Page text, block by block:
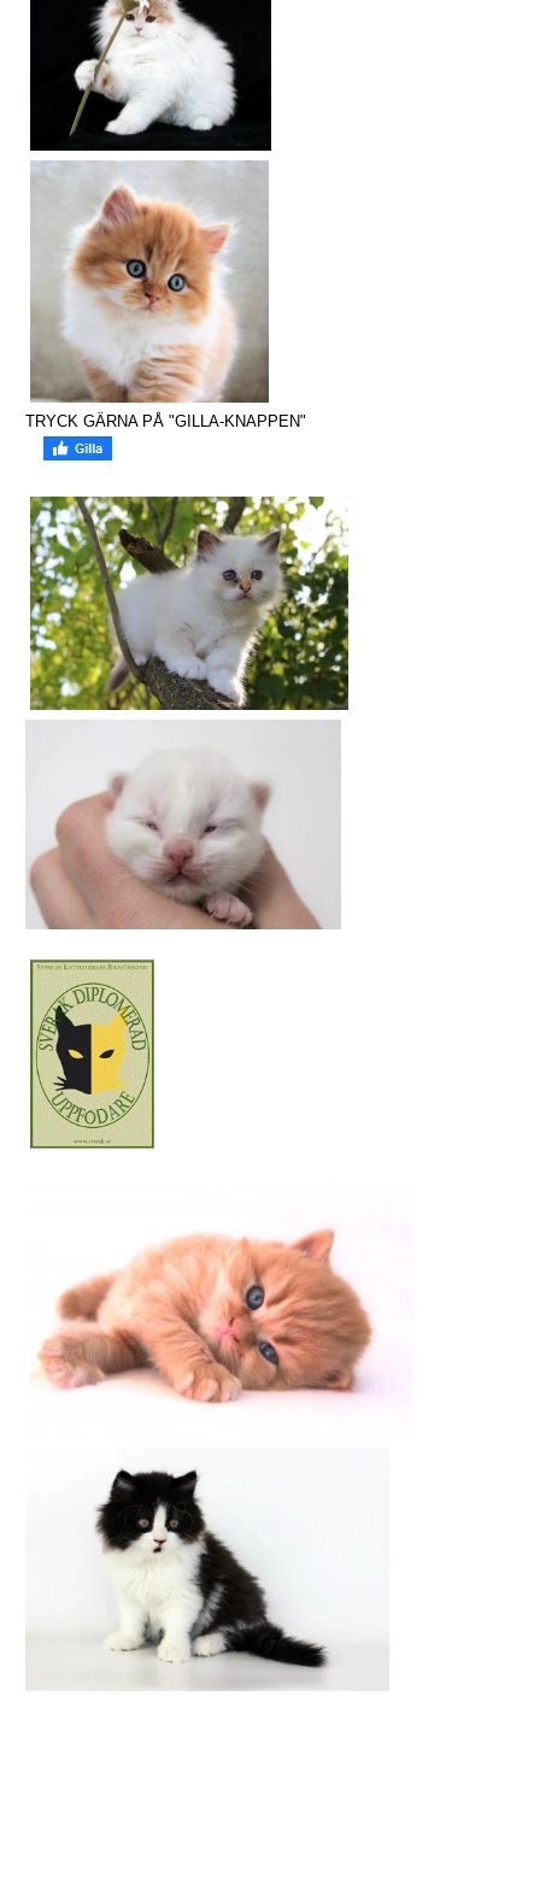
TRYCK GÄRNA PÅ "GILLA-KNAPPEN"